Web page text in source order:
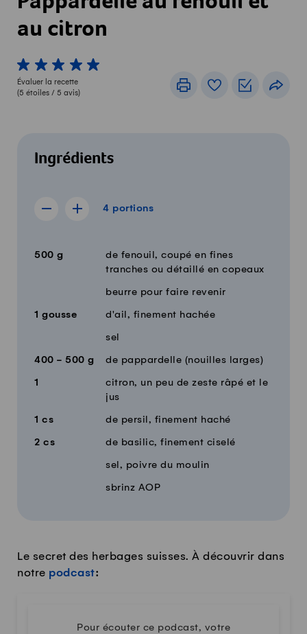
au citron
1 von 5 étoiles
2 von 5 étoiles
3 von 5 étoiles
4 von 5 étoiles
5 von 5 étoiles
Évaluer la recette
(5 étoiles / 5 avis)
ImprimerLivre de recettes
Listes de
Ingrédients
4 portions
Afficher la recette de 3 portions
Afficher la recette de 5 portions
4 portions
Quantité Ingrédients
500 g
de fenouil, coupé en fines
tranches ou détaillé en copeaux
beurre pour faire revenir
1 gousse d'ail, finement hachée
sel
400 - 500 g de pappardelle (nouilles larges)
1
citron, un peu de zeste râpé et le
jus
1 cs de persil, finement haché
2 cs de basilic, finement ciselé
sel, poivre du moulin
sbrinz AOP
Le secret des herbages suisses. À découvrir dans
notre podcast:
Pour écouter ce podcast, votre